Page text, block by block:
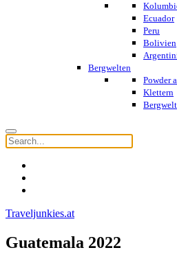
Ecuador
Peru
Bolivien
Bergwelten
Powder
Klettern
Bergwelt
Traveljunkies.at
Guatemala 2022